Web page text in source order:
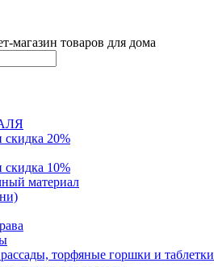
магазин товаров для дома
20%
10%
материал
торфяные горшки и таблетки